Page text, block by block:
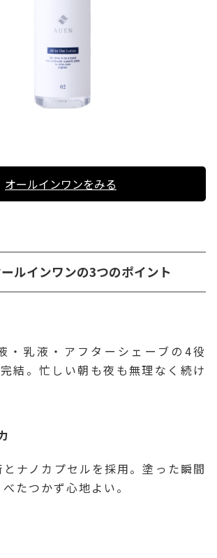
オールインワンをみる
ルインワンの3つのポイント
・乳液・アフターシェーブの4役
結。忙しい朝も夜も無理なく続け
ナノカプセルを採用。塗った瞬間
たつかず心地よい。